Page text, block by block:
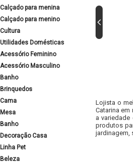
Calçado para menina
Calçado para menino
Cultura
Utilidades Domésticas
Acessório Feminino
Acessório Masculino
Banho
Brinquedos
Cama
Mesa
Banho
Decoração Casa
Linha Pet
Beleza
Lojista o
Catarina
a
produtos
jardinagem,